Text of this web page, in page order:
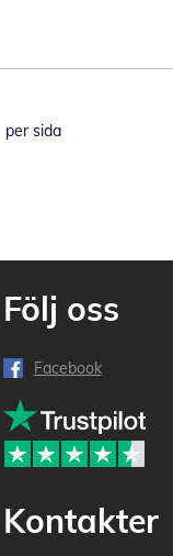
per sida
Följ oss
Facebook
Kontakter